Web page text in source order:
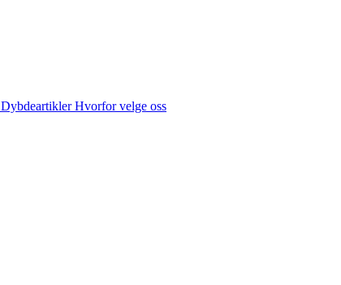
DybdeartiklerHvorfor velge oss